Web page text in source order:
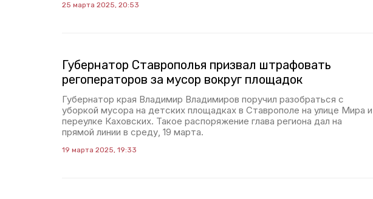
25 марта 2025, 20:53
Губернатор Ставрополья призвал штрафовать
регоператоров за мусор вокруг площадок
Губернатор края Владимир Владимиров поручил разобраться с
уборкой мусора на детских площадках в Ставрополе на улице Мира и
переулке Каховских. Такое распоряжение глава региона дал на
прямой линии в среду, 19 марта.
19 марта 2025, 19:33